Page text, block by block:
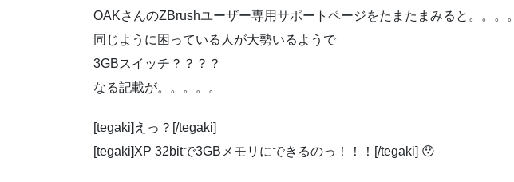
OAKさんのZBrushユーザー専用サポートページをたまたまみると。。。。
同じように困っている人が大勢いるようで
3GBスイッチ？？？？
なる記載が。。。。。
[tegaki]えっ？[/tegaki]
[tegaki]XP 32bitで3GBメモリにできるのっ！！！[/tegaki] 😯